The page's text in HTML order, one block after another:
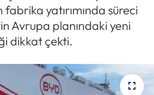
yatırımında süreci
Avrupa planındaki yeni
dikkat çekti.